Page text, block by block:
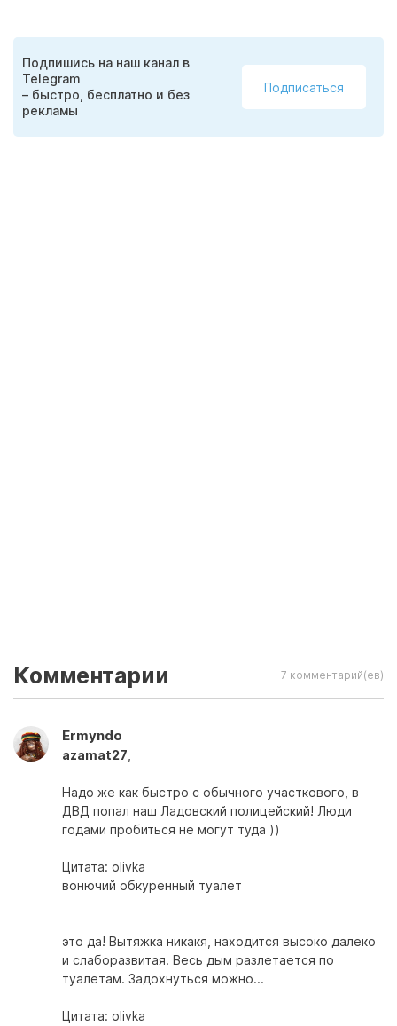
Подпишись на наш канал в
Telegram
– быстро, бесплатно и без
рекламы
Подписаться
Комментарии 7 комментарий(ев)
Ermyndo
azamat27
Надо же как быстро с обычного участкового, в
ДВД попал наш Ладовский полицейский! Люди
годами пробиться не могут туда ))
Цитата: olivka
вонючий обкуренный туалет
это да! Вытяжка никакя, находится высоко далеко
и слаборазвитая. Весь дым разлетается по
туалетам. Задохнуться можно...
Цитата: olivka